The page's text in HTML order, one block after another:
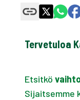
Tervetuloa
Etsitkö
Sijaitsemme